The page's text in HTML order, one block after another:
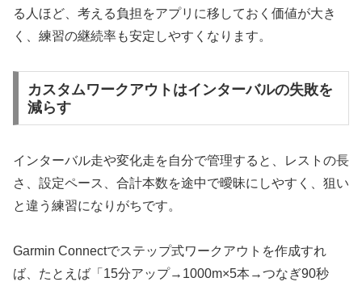
る人ほど、考える負担をアプリに移しておく価値が大き
く、練習の継続率も安定しやすくなります。
カスタムワークアウトはインターバルの失敗を
減らす
インターバル走や変化走を自分で管理すると、レストの長
さ、設定ペース、合計本数を途中で曖昧にしやすく、狙い
と違う練習になりがちです。
Garmin Connectでステップ式ワークアウトを作成すれ
ば、たとえば「15分アップ→1000m×5本→つなぎ90秒